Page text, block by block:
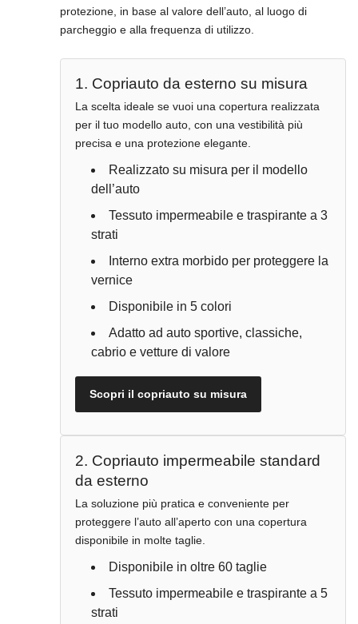
protezione, in base al valore dell’auto, al luogo di
parcheggio e alla frequenza di utilizzo.
1. Copriauto da esterno su misura
La scelta ideale se vuoi una copertura realizzata
per il tuo modello auto, con una vestibilità più
precisa e una protezione elegante.
Realizzato su misura per il modello
dell’auto
Tessuto impermeabile e traspirante a 3
strati
Interno extra morbido per proteggere la
vernice
Disponibile in 5 colori
Adatto ad auto sportive, classiche,
cabrio e vetture di valore
Scopri il copriauto su misura
2. Copriauto impermeabile standard
da esterno
La soluzione più pratica e conveniente per
proteggere l’auto all’aperto con una copertura
disponibile in molte taglie.
Disponibile in oltre 60 taglie
Tessuto impermeabile e traspirante a 5
strati